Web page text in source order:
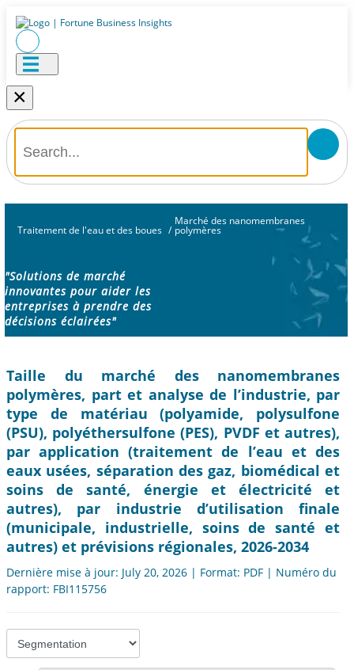
×
Traitement de l'eau et des boues /
Marché des nanomembranes
polymères
"Solutions de marché
innovantes pour aider les
entreprises à prendre des
décisions éclairées"
Taille du marché des nanomembranes
polymères, part et analyse de l’industrie, par
type de matériau (polyamide, polysulfone
(PSU), polyéthersulfone (PES), PVDF et autres),
par application (traitement de l’eau et des
eaux usées, séparation des gaz, biomédical et
soins de santé, énergie et électricité et
autres), par industrie d’utilisation finale
(municipale, industrielle, soins de santé et
autres) et prévisions régionales, 2026-2034
Dernière mise à jour: July 20, 2026 | Format: PDF | Numéro du
rapport: FBI115756